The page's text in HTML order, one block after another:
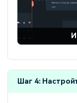
Шаг 4: